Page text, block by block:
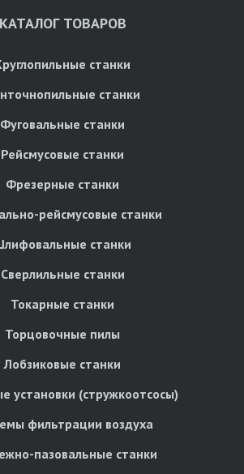
КАТАЛОГ ТОВАРОВ
станки
станки
Фуговальные станки
Рейсмусовые станки
Фрезерные станки
рейсмусовые станки
станки
Сверлильные станки
Токарные станки
Торцовочные пилы
Лобзиковые станки
установки (стружкоотсосы)
фильтрации воздуха
пазовальные станки